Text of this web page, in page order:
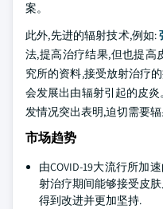
案。
此外,先进的辐射技术,例如:
法,提高治疗结果,但也提高
究所的资料,接受放射治疗
会发展出由辐射引起的皮
发情况突出表明,迫切需要
市场趋势
由COVID-19大流行所加
射治疗期间能够接受皮
得到改进并更加坚持.